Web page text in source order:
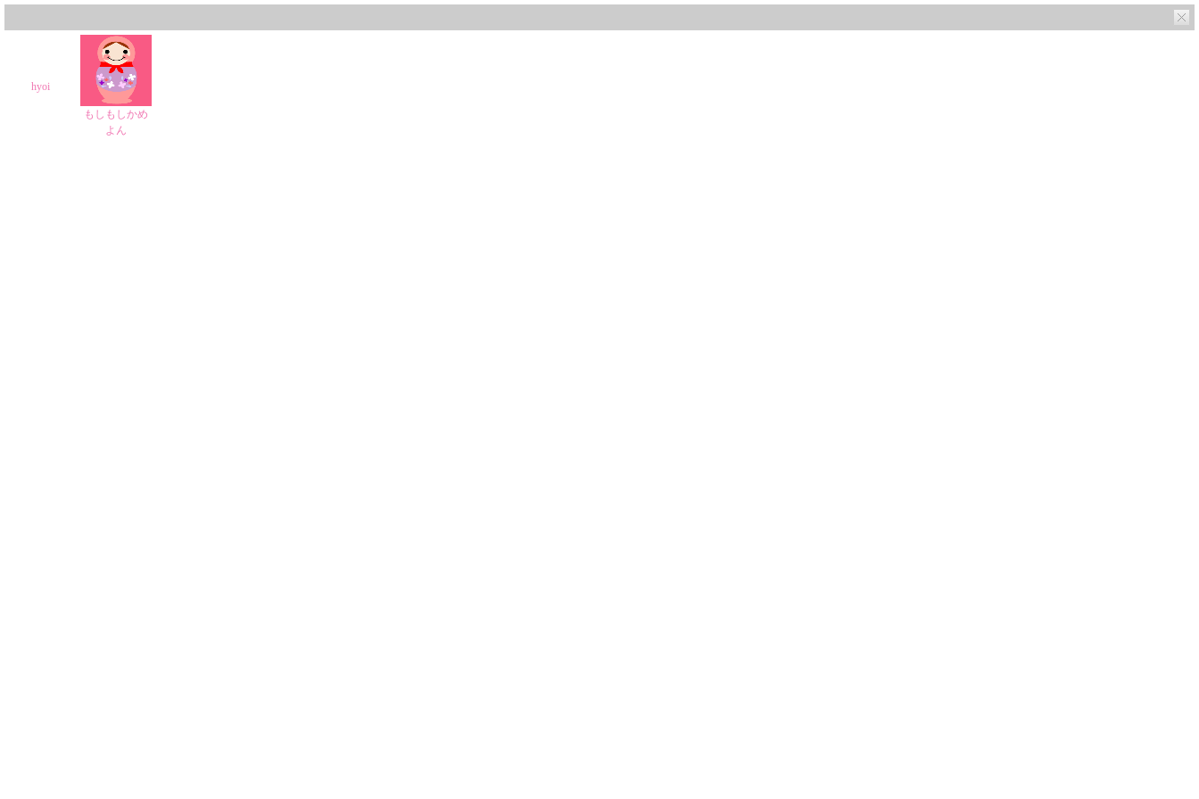
hyoi
もしもしかめ
よん